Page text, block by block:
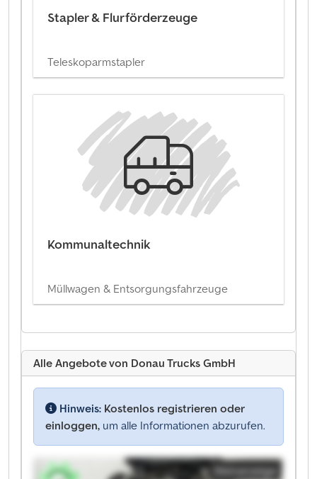
Stapler & Flurförderzeuge
Teleskoparmstapler
Kommunaltechnik
Müllwagen & Entsorgungsfahrzeuge
Alle Angebote von Donau Trucks GmbH
Hinweis: Kostenlos registrieren oder
einloggen, um alle Informationen abzurufen.
Kleinanzeige